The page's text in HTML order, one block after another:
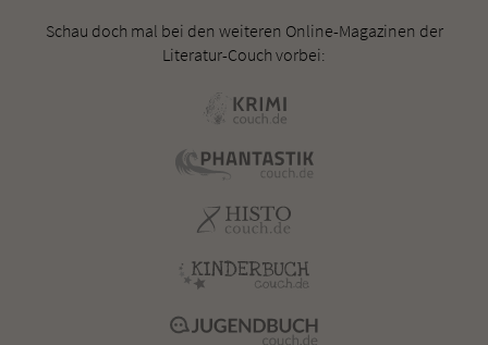
Schau doch mal bei den weiteren Online-Magazinen der
Literatur-Couch vorbei: